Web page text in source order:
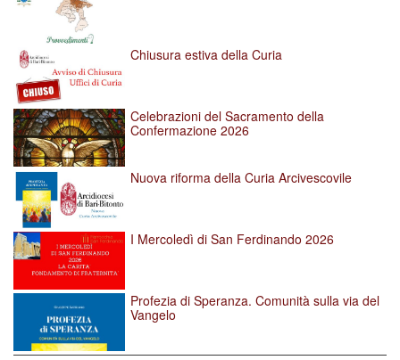
Chiusura estiva della Curia
Celebrazioni del Sacramento della
Confermazione 2026
Nuova riforma della Curia Arcivescovile
I Mercoledì di San Ferdinando 2026
Profezia di Speranza. Comunità sulla via del
Vangelo